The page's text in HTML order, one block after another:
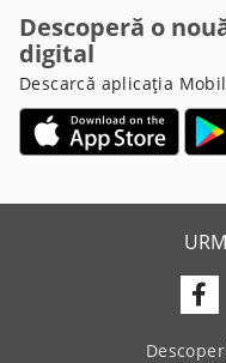
Descoperă o
digital
Descarcă aplicația